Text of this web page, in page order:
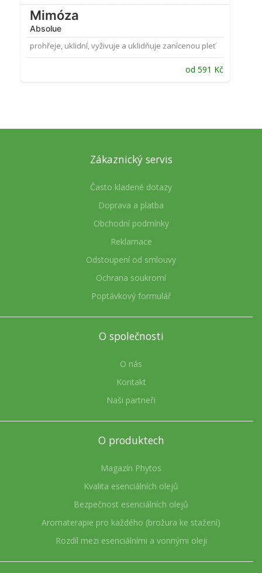
Mimóza
Absolue
prohřeje, uklidní, vyživuje a uklidňuje zanícenou pleť
od 591 Kč
Zákaznický servis
Často kladené dotazy
Doprava a platba
Obchodní podmínky
Reklamace
Odstoupení od smlouvy
Ochrana soukromí
Poptávkový formulář
O společnosti
O nás
Kontakt
Naši partneři
O produktech
Magazín Phytos
Kvalita esenciálních olejů
Bezpečnost esenciálních olejů
Aromaterapie pro každého (brožura ke stažení)
Rozdíl mezi esenciálními a vonnými oleji